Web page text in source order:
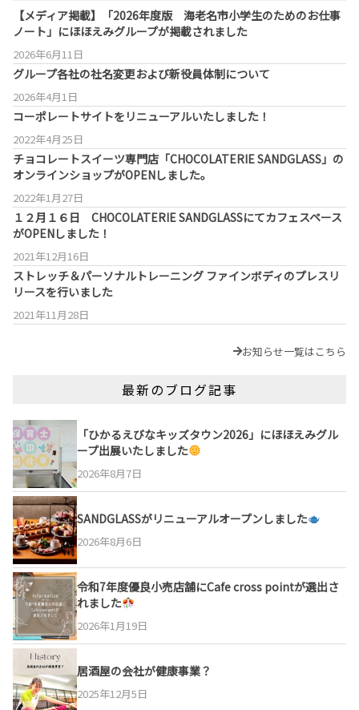
【メディア掲載】「2026年度版 海老名市小学生のためのお仕事
ノート」にほほえみグループが掲載されました
2026年6月11日
グループ各社の社名変更および新役員体制について
2026年4月1日
コーポレートサイトをリニューアルいたしました！
2022年4月25日
チョコレートスイーツ専門店「CHOCOLATERIE SANDGLASS」の
オンラインショップがOPENしました。
2022年1月27日
１２月１６日 CHOCOLATERIE SANDGLASSにてカフェスペース
がOPENしました！
2021年12月16日
ストレッチ＆パーソナルトレーニング ファインボディのプレスリ
リースを行いました
2021年11月28日
お知らせ一覧はこちら
最新のブログ記事
「ひかるえびなキッズタウン2026」にほほえみグル
ープ出展いたしました
2026年8月7日
SANDGLASSがリニューアルオープンしました
2026年8月6日
令和7年度優良小売店舗にCafe cross pointが選出さ
れました
2026年1月19日
居酒屋の会社が健康事業？
2025年12月5日